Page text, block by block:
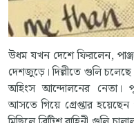
উধম যখন দেশে ফিরলেন,
দেশজুড়ে। দিল্লীতে গুলি
অহিংস আন্দোলনের নেতা।
আসতে গিয়ে গ্রেপ্তার